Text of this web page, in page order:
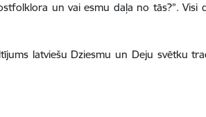
un vai esmu daļa no tās?”. Visi
latviešu Dziesmu un Deju svētku